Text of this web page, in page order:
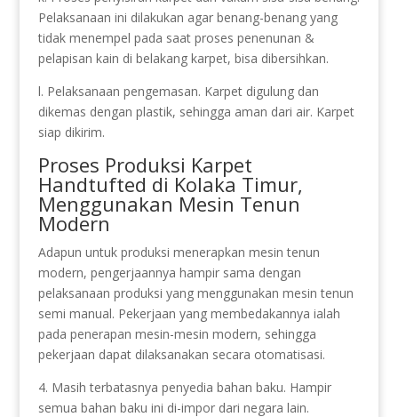
Pelaksanaan ini dilakukan agar benang-benang yang
tidak menempel pada saat proses penenunan &
pelapisan kain di belakang karpet, bisa dibersihkan.
l. Pelaksanaan pengemasan. Karpet digulung dan
dikemas dengan plastik, sehingga aman dari air. Karpet
siap dikirim.
Proses Produksi Karpet
Handtufted di Kolaka Timur,
Menggunakan Mesin Tenun
Modern
Adapun untuk produksi menerapkan mesin tenun
modern, pengerjaannya hampir sama dengan
pelaksanaan produksi yang menggunakan mesin tenun
semi manual. Pekerjaan yang membedakannya ialah
pada penerapan mesin-mesin modern, sehingga
pekerjaan dapat dilaksanakan secara otomatisasi.
4. Masih terbatasnya penyedia bahan baku. Hampir
semua bahan baku ini di-impor dari negara lain.